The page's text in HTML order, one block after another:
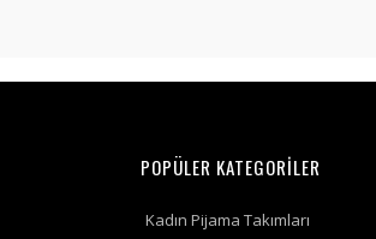
POPÜLER KATEGORİLER
Kadın Pijama Takımları